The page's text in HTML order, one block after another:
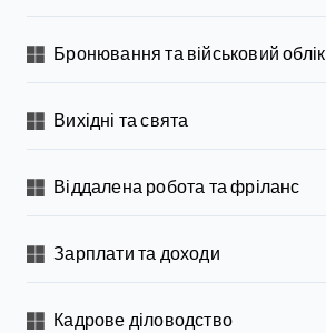
Бронювання та військовий облік
Вихідні та свята
Віддалена робота та фріланс
Зарплати та доходи
Кадрове діловодство